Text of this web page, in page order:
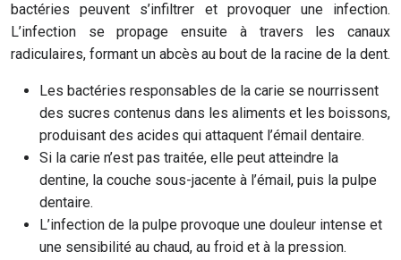
bactéries peuvent s’infiltrer et provoquer une infection.
L’infection se propage ensuite à travers les canaux
radiculaires, formant un abcès au bout de la racine de la dent.
Les bactéries responsables de la carie se nourrissent
des sucres contenus dans les aliments et les boissons,
produisant des acides qui attaquent l’émail dentaire.
Si la carie n’est pas traitée, elle peut atteindre la
dentine, la couche sous-jacente à l’émail, puis la pulpe
dentaire.
L’infection de la pulpe provoque une douleur intense et
une sensibilité au chaud, au froid et à la pression.